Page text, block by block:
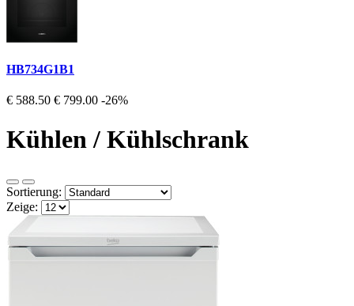
HB734G1B1
€ 588.50 € 799.00 -26%
Kühlen / Kühlschrank
Sortierung:
Zeige: